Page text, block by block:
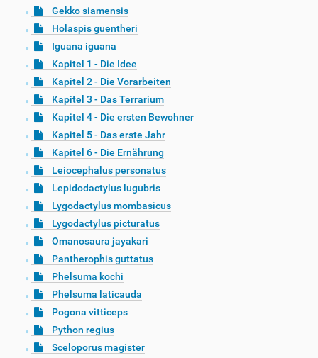
Gekko siamensis
Holaspis guentheri
Iguana iguana
Kapitel 1 - Die Idee
Kapitel 2 - Die Vorarbeiten
Kapitel 3 - Das Terrarium
Kapitel 4 - Die ersten Bewohner
Kapitel 5 - Das erste Jahr
Kapitel 6 - Die Ernährung
Leiocephalus personatus
Lepidodactylus lugubris
Lygodactylus mombasicus
Lygodactylus picturatus
Omanosaura jayakari
Pantherophis guttatus
Phelsuma kochi
Phelsuma laticauda
Pogona vitticeps
Python regius
Sceloporus magister